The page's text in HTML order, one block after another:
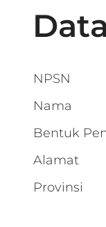
NPSN
Nama
Bentuk
Alamat
Provinsi